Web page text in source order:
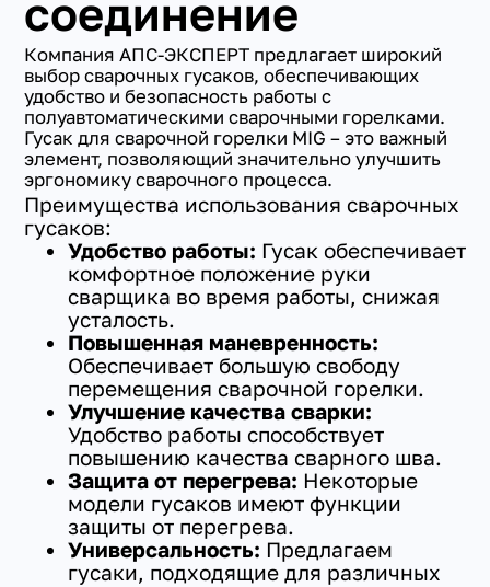
соединение
Компания АПС-ЭКСПЕРТ предлагает широкий
выбор сварочных гусаков, обеспечивающих
удобство и безопасность работы с
полуавтоматическими сварочными горелками.
Гусак для сварочной горелки MIG – это важный
элемент, позволяющий значительно улучшить
эргономику сварочного процесса.
Преимущества использования сварочных
гусаков:
Удобство работы: Гусак обеспечивает
комфортное положение руки
сварщика во время работы, снижая
усталость.
Повышенная маневренность:
Обеспечивает большую свободу
перемещения сварочной горелки.
Улучшение качества сварки:
Удобство работы способствует
повышению качества сварного шва.
Защита от перегрева: Некоторые
модели гусаков имеют функции
защиты от перегрева.
Универсальность: Предлагаем
гусаки, подходящие для различных